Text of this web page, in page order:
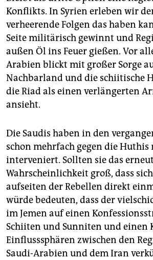
Konflikts. In Syrien erleben wir
verheerende Folgen das haben
Seite militärisch gewinnt und
außen Öl ins Feuer gießen. Vor
Arabien blickt mit großer Sorge
Nachbarland und die schiitische
die Riad als einen verlängerten
ansieht.
Die Saudis haben in den
schon mehrfach gegen die
interveniert. Sollten sie das
Wahrscheinlichkeit groß, dass
aufseiten der Rebellen direkt
würde bedeuten, dass der
im Jemen auf einen
Schiiten und Sunniten und einen
Einflusssphären zwischen den
Saudi-Arabien und dem Iran